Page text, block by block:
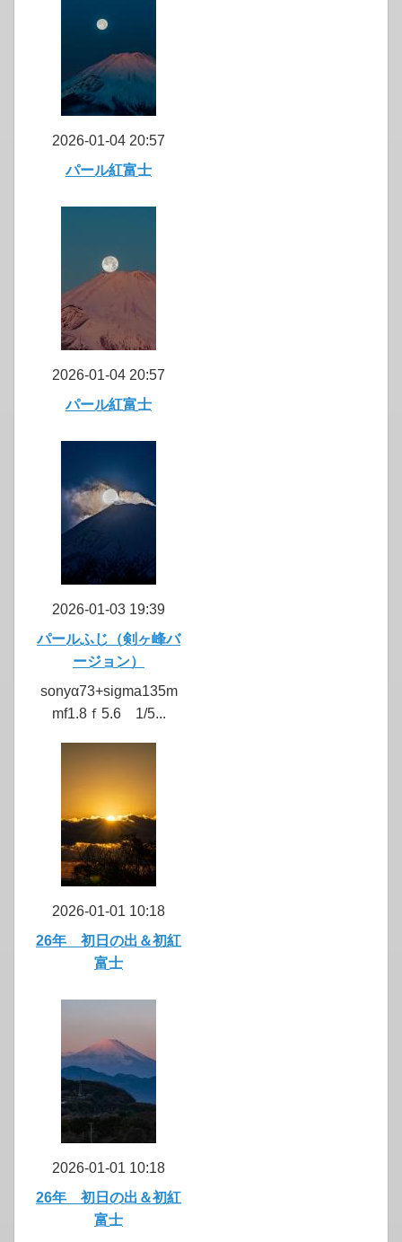
2026-01-04 20:57
パール紅富士
2026-01-04 20:57
パール紅富士
2026-01-03 19:39
パールふじ（剣ヶ峰バ
ージョン）
sonyα73+sigma135m
mf1.8ｆ5.6 1/5...
2026-01-01 10:18
26年 初日の出＆初紅
富士
2026-01-01 10:18
26年 初日の出＆初紅
富士